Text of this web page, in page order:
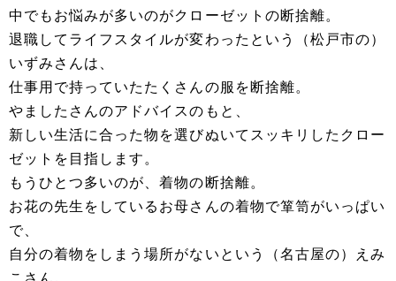
中でもお悩みが多いのがクローゼットの断捨離。
退職してライフスタイルが変わったという（松戸市の）
いずみさんは、
仕事用で持っていたたくさんの服を断捨離。
やましたさんのアドバイスのもと、
新しい生活に合った物を選びぬいてスッキリしたクロー
ゼットを目指します。
もうひとつ多いのが、着物の断捨離。
お花の先生をしているお母さんの着物で箪笥がいっぱい
で、
自分の着物をしまう場所がないという（名古屋の）えみ
こさん。